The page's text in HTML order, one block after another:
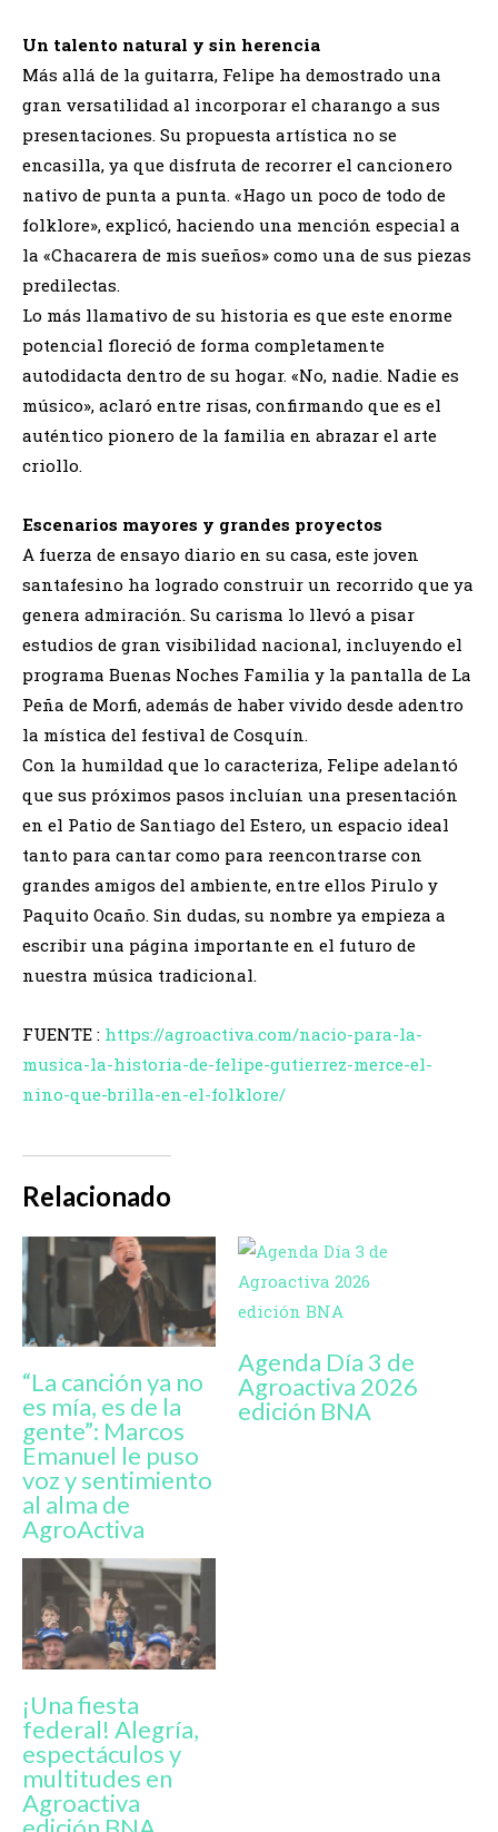
Un talento natural y sin herencia
Más allá de la guitarra, Felipe ha demostrado una
gran versatilidad al incorporar el charango a sus
presentaciones. Su propuesta artística no se
encasilla, ya que disfruta de recorrer el cancionero
nativo de punta a punta. «Hago un poco de todo de
folklore», explicó, haciendo una mención especial a
la «Chacarera de mis sueños» como una de sus piezas
predilectas.
Lo más llamativo de su historia es que este enorme
potencial floreció de forma completamente
autodidacta dentro de su hogar. «No, nadie. Nadie es
músico», aclaró entre risas, confirmando que es el
auténtico pionero de la familia en abrazar el arte
criollo.
Escenarios mayores y grandes proyectos
A fuerza de ensayo diario en su casa, este joven
santafesino ha logrado construir un recorrido que ya
genera admiración. Su carisma lo llevó a pisar
estudios de gran visibilidad nacional, incluyendo el
programa Buenas Noches Familia y la pantalla de La
Peña de Morfi, además de haber vivido desde adentro
la mística del festival de Cosquín.
Con la humildad que lo caracteriza, Felipe adelantó
que sus próximos pasos incluían una presentación
en el Patio de Santiago del Estero, un espacio ideal
tanto para cantar como para reencontrarse con
grandes amigos del ambiente, entre ellos Pirulo y
Paquito Ocaño. Sin dudas, su nombre ya empieza a
escribir una página importante en el futuro de
nuestra música tradicional.
FUENTE : https://agroactiva.com/nacio-para-la-
musica-la-historia-de-felipe-gutierrez-merce-el-
nino-que-brilla-en-el-folklore/
Relacionado
“La canción ya no
es mía, es de la
gente”: Marcos
Emanuel le puso
voz y sentimiento
al alma de
AgroActiva
Agenda Día 3 de
Agroactiva 2026
edición BNA
¡Una fiesta
federal! Alegría,
espectáculos y
multitudes en
Agroactiva